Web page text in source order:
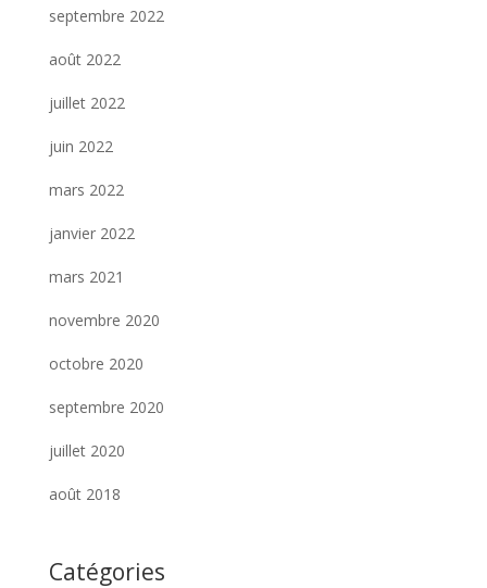
septembre 2022
août 2022
juillet 2022
juin 2022
mars 2022
janvier 2022
mars 2021
novembre 2020
octobre 2020
septembre 2020
juillet 2020
août 2018
Catégories